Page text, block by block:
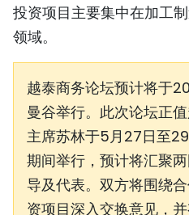
ENGLISH
ESPAÑOL
投资项目主要集中在加工
领域。
越泰商务论坛预计将于
曼谷举行。此次论坛正
主席苏林于5月27日至
期间举行，预计将汇聚
导及代表。双方将围绕
资项目深入交换意见，